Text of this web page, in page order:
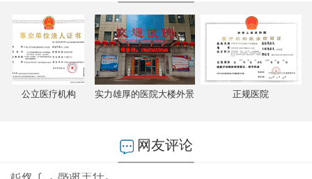
公立医疗机构 实力雄厚的医院大楼外景 正规医院
网友评论
小李：
医院环境不错，就是人有点多，多亏手机预约了，
不然排队都要排好久…
陪老公一块去的，环境不错，第二天老公就不怎么